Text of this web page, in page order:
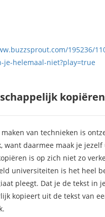
195236/
je-helemaal-niet?play=true
kopiëren
maken van technieken is
want daarmee maak je
is op zich niet zo
universiteiten is het heel
pleegt. Dat je de tekst in
kopieert uit de tekst van